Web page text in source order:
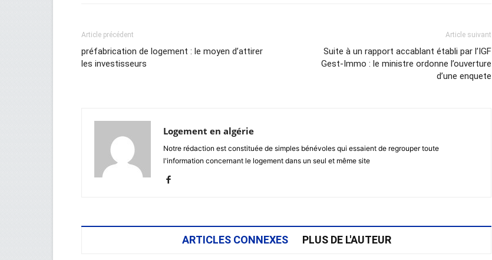
Article précédent
préfabrication de logement : le moyen d’attirer
les investisseurs
Article suivant
Suite à un rapport accablant établi par l’IGF
Gest-Immo : le ministre ordonne l’ouverture
d’une enquete
Logement en algérie
Notre rédaction est constituée de simples bénévoles qui essaient de regrouper toute
l'information concernant le logement dans un seul et même site
ARTICLES CONNEXES PLUS DE L'AUTEUR